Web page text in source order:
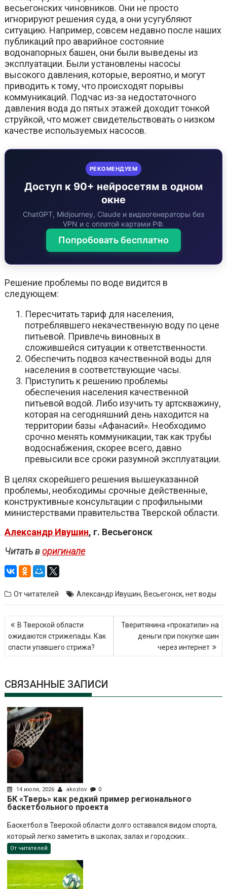
весьегонских чиновников. Они не просто
игнорируют решения суда, а они усугубляют
ситуацию. Например, совсем недавно после наших
публикаций про аварийное состояние
водонапорных башен, они были выведены из
эксплуатации. Были установлены насосы
высокого давления, которые, вероятно, и могут
приводить к тому, что происходят порывы
коммуникаций. Подчас из-за недостаточного
давления вода до пятых этажей доходит тонкой
струйкой, что может свидетельствовать о низком
качестве используемых насосов.
РЕКОМЕНДУЕМ
Доступ к 90+ нейросетям в одном
окне
ChatGPT, Midjourney, Claude и видеогенераторы без
VPN и с оплатой картами РФ.
Попробовать бесплатно
Решение проблемы по воде видится в
следующем:
Пересчитать тариф для населения,
потреблявшего некачественную воду по цене
питьевой. Привлечь виновных в
сложившейся ситуации к ответственности.
Обеспечить подвоз качественной воды для
населения в соответствующие часы.
Приступить к решению проблемы
обеспечения населения качественной
питьевой водой. Либо изучить ту артскважину,
которая на сегодняшний день находится на
территории базы «Афанасий». Необходимо
срочно менять коммуникации, так как трубы
водоснабжения, скорее всего, давно
превысили все сроки разумной эксплуатации.
В целях скорейшего решения вышеуказанной
проблемы, необходимы срочные действенные,
конструктивные консультации с профильными
министерствами правительства Тверской области.
Александр Ивушин, г. Весьегонск
Читать воригинале
От читателей Александр Ивушин, Весьегонск,нет воды
Навигация
по
записям
В Тверской области
ожидаются стрижепады. Как
спасти упавшего стрижа?
Тверитянина «прокатили» на
деньги при покупке шин
через интернет
СВЯЗАННЫЕ ЗАПИСИ
14 июля, 2026 akozlov 0
БК «Тверь» как редкий пример регионального
баскетбольного проекта
Баскетбол в Тверской области долго оставался видом спорта,
который легко заметить в школах, залах и городских...
От читателей